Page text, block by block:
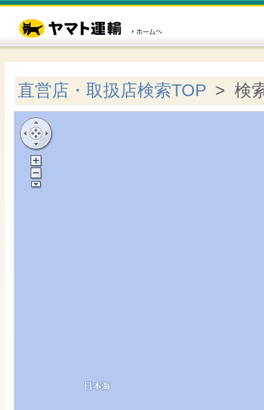
直営店・取扱店検索TOP > 検